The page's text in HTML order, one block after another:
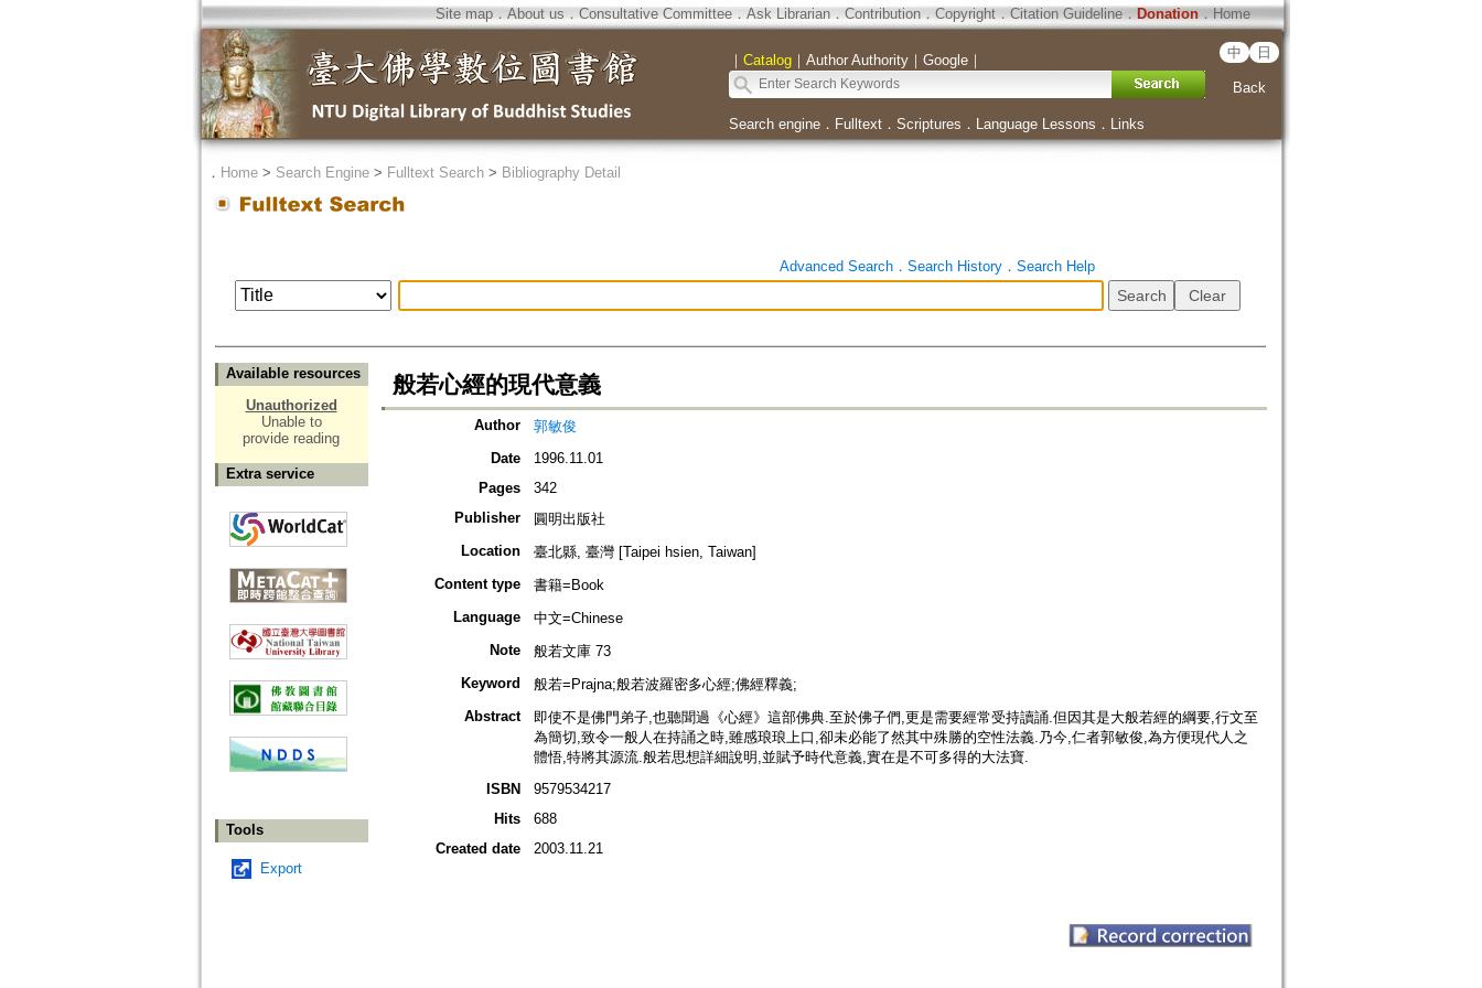
Site map．About us ． Consultative Committee． Ask Librarian． Contribution．Copyright．Citation Guideline． Donation．Home
｜ Catalog｜ Author Authority｜ Google｜ 中 日
Back
Search engine． Fulltext． Scriptures ． Language Lessons ． Links
． Home> Search Engine> Fulltext Search> Bibliography Detail
Advanced Search． Search History． Search Help
Available resources
Unauthorized
Unable to
provide reading
Extra service
Tools
Export
般若心經的現代意義
Author
郭敏俊
Date
1996.11.01
Pages
342
Publisher
圓明出版社
Location
臺北縣, 臺灣 [Taipei hsien, Taiwan]
Content type
書籍=Book
Language
中文=Chinese
Note
般若文庫 73
Keyword
般若=Prajna;般若波羅密多心經;佛經釋義;
Abstract
即使不是佛門弟子,也聽聞過《心經》這部佛典.至於佛子們,更是需要經常受持讀誦.但因其是大般若經的綱要,行文至
為簡切,致令一般人在持誦之時,雖感琅琅上口,卻未必能了然其中殊勝的空性法義.乃今,仁者郭敏俊,為方便現代人之
體悟,特將其源流.般若思想詳細說明,並賦予時代意義,實在是不可多得的大法寶.
ISBN
9579534217
Hits
688
Created date
2003.11.21